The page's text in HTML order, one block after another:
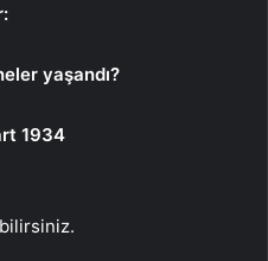
yaşandı?
1934